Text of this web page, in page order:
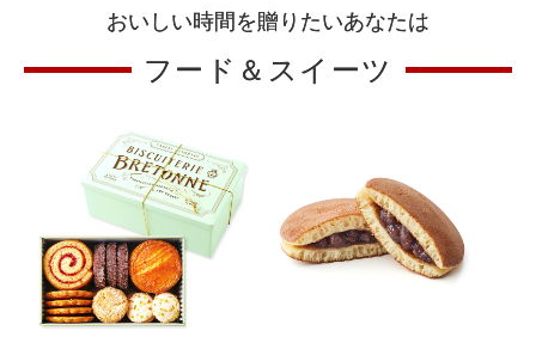
おいしい時間を贈りたいあなたは
フード＆スイーツ